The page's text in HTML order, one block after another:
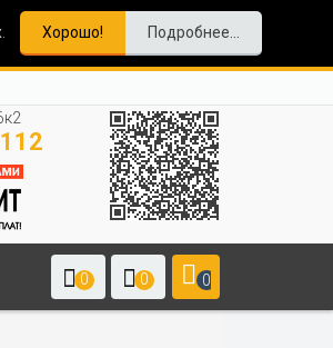
Хорошо! Подробнее...
0 0 0